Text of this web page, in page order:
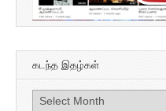
கடந்த இதழ்கள்
கடந்த